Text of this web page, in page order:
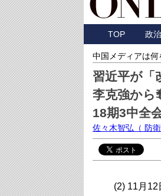
TOP 政
中国メディアは
習近平が「
李克強から
18期3中全
佐々木智弘 （ 防
(2) 11月12